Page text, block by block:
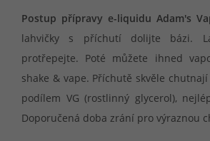
Postup přípravy e-liquidu Adam's
lahvičky s příchutí dolijte bázi.
protřepejte. Poté můžete ihned
shake & vape. Příchutě skvěle
podílem VG (rostlinný glycerol),
Doporučená doba zrání pro výraznou